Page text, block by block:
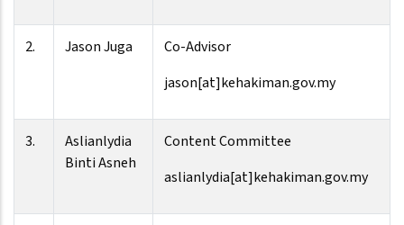
2. Jason Juga
Co-Advisor
jason[at]kehakiman.gov.my
3.
Aslianlydia
Binti Asneh
Content Committee
aslianlydia[at]kehakiman.gov.my